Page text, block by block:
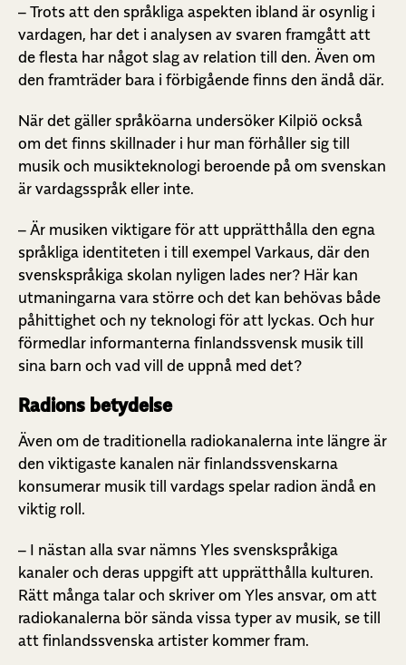
– Trots att den språkliga aspekten ibland är osynlig i
vardagen, har det i analysen av svaren framgått att
de flesta har något slag av relation till den. Även om
den framträder bara i förbigående finns den ändå där.
När det gäller språköarna undersöker Kilpiö också
om det finns skillnader i hur man förhåller sig till
musik och musikteknologi beroende på om svenskan
är vardagsspråk eller inte.
– Är musiken viktigare för att upprätthålla den egna
språkliga identiteten i till exempel Varkaus, där den
svenskspråkiga skolan nyligen lades ner? Här kan
utmaningarna vara större och det kan behövas både
påhittighet och ny teknologi för att lyckas. Och hur
förmedlar informanterna finlandssvensk musik till
sina barn och vad vill de uppnå med det?
Radions betydelse
Även om de traditionella radiokanalerna inte längre är
den viktigaste kanalen när finlandssvenskarna
konsumerar musik till vardags spelar radion ändå en
viktig roll.
– I nästan alla svar nämns Yles svenskspråkiga
kanaler och deras uppgift att upprätthålla kulturen.
Rätt många talar och skriver om Yles ansvar, om att
radiokanalerna bör sända vissa typer av musik, se till
att finlandssvenska artister kommer fram.